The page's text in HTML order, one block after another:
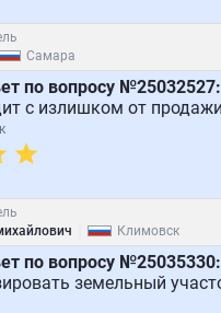
Самара
по вопросу №25032527:
с излишком от
Климовск
по вопросу №25035330:
земельный